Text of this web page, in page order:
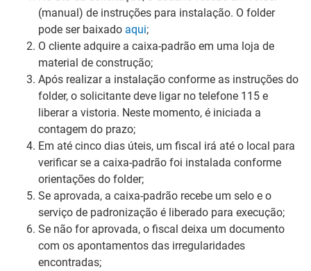
(manual) de instruções para instalação. O folder
pode ser baixado aqui;
O cliente adquire a caixa-padrão em uma loja de
material de construção;
Após realizar a instalação conforme as instruções do
folder, o solicitante deve ligar no telefone 115 e
liberar a vistoria. Neste momento, é iniciada a
contagem do prazo;
Em até cinco dias úteis, um fiscal irá até o local para
verificar se a caixa-padrão foi instalada conforme
orientações do folder;
Se aprovada, a caixa-padrão recebe um selo e o
serviço de padronização é liberado para execução;
Se não for aprovada, o fiscal deixa um documento
com os apontamentos das irregularidades
encontradas;